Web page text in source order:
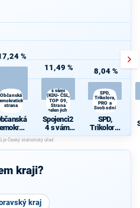
%
Občanská
strana
strana
11,49 %
s vámi
(KDU-ČSL,
TOP 09,
Strana
zelených,
Nestraníci)
Spojenci2
4 s vámi
(KDU-
ČSL, TOP
09, Strana
Nestraníci
8,04 %
SPD,
Trikolora,
PRO a
Svobodní
SPD,
Trikolora,
PRO a
kraji?
kraj